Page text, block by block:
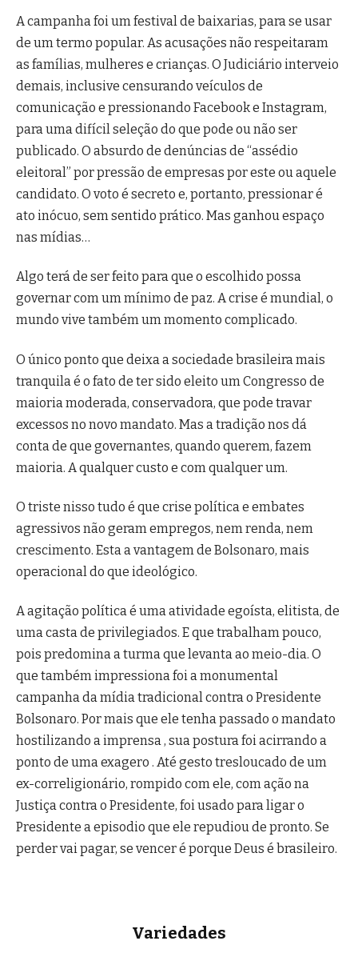
A campanha foi um festival de baixarias, para se usar
de um termo popular. As acusações não respeitaram
as famílias, mulheres e crianças. O Judiciário interveio
demais, inclusive censurando veículos de
comunicação e pressionando Facebook e Instagram,
para uma difícil seleção do que pode ou não ser
publicado. O absurdo de denúncias de “assédio
eleitoral” por pressão de empresas por este ou aquele
candidato. O voto é secreto e, portanto, pressionar é
ato inócuo, sem sentido prático. Mas ganhou espaço
nas mídias…
Algo terá de ser feito para que o escolhido possa
governar com um mínimo de paz. A crise é mundial, o
mundo vive também um momento complicado.
O único ponto que deixa a sociedade brasileira mais
tranquila é o fato de ter sido eleito um Congresso de
maioria moderada, conservadora, que pode travar
excessos no novo mandato. Mas a tradição nos dá
conta de que governantes, quando querem, fazem
maioria. A qualquer custo e com qualquer um.
O triste nisso tudo é que crise política e embates
agressivos não geram empregos, nem renda, nem
crescimento. Esta a vantagem de Bolsonaro, mais
operacional do que ideológico.
A agitação política é uma atividade egoísta, elitista, de
uma casta de privilegiados. E que trabalham pouco,
pois predomina a turma que levanta ao meio-dia. O
que também impressiona foi a monumental
campanha da mídia tradicional contra o Presidente
Bolsonaro. Por mais que ele tenha passado o mandato
hostilizando a imprensa , sua postura foi acirrando a
ponto de uma exagero . Até gesto tresloucado de um
ex-correligionário, rompido com ele, com ação na
Justiça contra o Presidente, foi usado para ligar o
Presidente a episodio que ele repudiou de pronto. Se
perder vai pagar, se vencer é porque Deus é brasileiro.
Variedades